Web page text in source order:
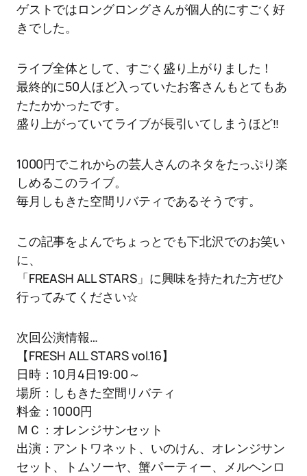
ゲストではロングロングさんが個人的にすごく好
きでした。
ライブ全体として、すごく盛り上がりました！
最終的に50人ほど入っていたお客さんもとてもあ
たたかかったです。
盛り上がっていてライブが長引いてしまうほど‼
1000円でこれからの芸人さんのネタをたっぷり楽
しめるこのライブ。
毎月しもきた空間リバティであるそうです。
この記事をよんでちょっとでも下北沢でのお笑い
に、
「FREASH ALL STARS」に興味を持たれた方ぜひ
行ってみてください☆
次回公演情報…
【FRESH ALL STARS vol.16】
日時：10月4日19:00～
場所：しもきた空間リバティ
料金：1000円
ＭＣ：オレンジサンセット
出演：アントワネット、いのけん、オレンジサン
セット、トムソーヤ、蟹パーティー、メルヘンロ